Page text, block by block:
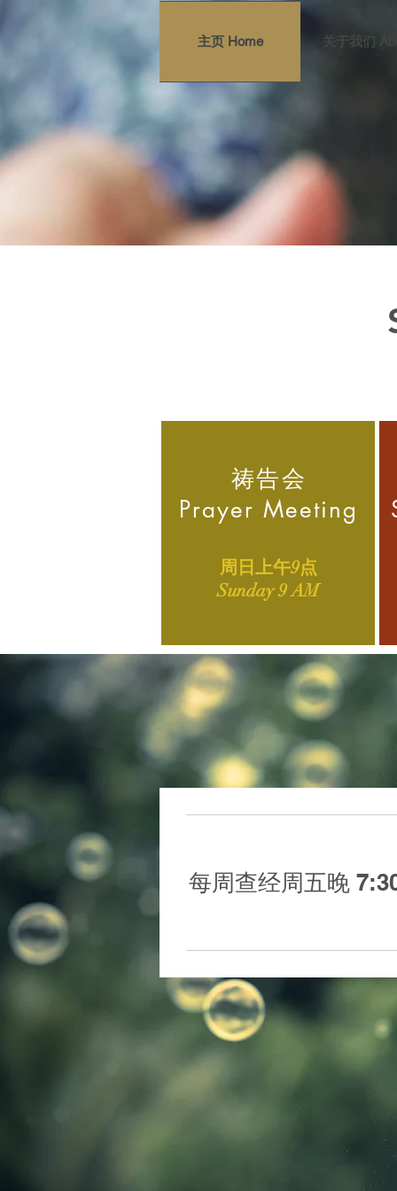
主页 Home 关于我们
Fox
祷告会
​Prayer Meeting
​周日上午9点
Sunday 9 AM